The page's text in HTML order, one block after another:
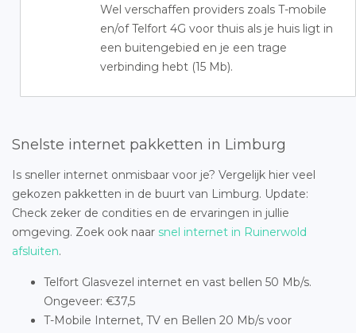
Wel verschaffen providers zoals T-mobile
en/of Telfort 4G voor thuis als je huis ligt in
een buitengebied en je een trage
verbinding hebt (15 Mb).
Snelste internet pakketten in Limburg
Is sneller internet onmisbaar voor je? Vergelijk hier veel
gekozen pakketten in de buurt van Limburg. Update:
Check zeker de condities en de ervaringen in jullie
omgeving. Zoek ook naar snel internet in Ruinerwold
afsluiten.
Telfort Glasvezel internet en vast bellen 50 Mb/s.
Ongeveer: €37,5
T-Mobile Internet, TV en Bellen 20 Mb/s voor